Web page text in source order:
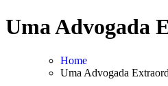
Skip
to
Uma Advogada
Home
Uma Advogada